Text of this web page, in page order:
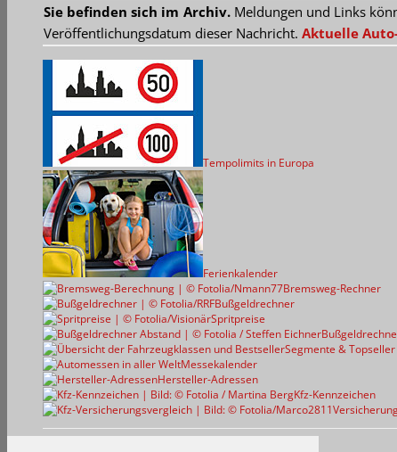
Sie befinden sich im Archiv.Meldungen und Links
Veröffentlichungsdatum dieser Nachricht. Aktuelle
Tempolimits in Europa
Ferienkalender
Bremsweg-Rechner
Bußgeldrechner
Spritpreise
Segmente & Topseller
Messekalender
Hersteller-Adressen
Kfz-Kennzeichen